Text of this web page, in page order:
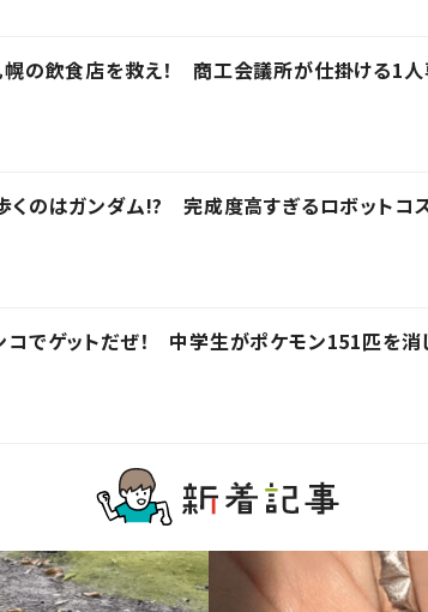
幌の飲食店を救え！ 商工会議所が仕掛ける1
くのはガンダム!? 完成度高すぎるロボットコ
コでゲットだぜ！ 中学生がポケモン151匹を消